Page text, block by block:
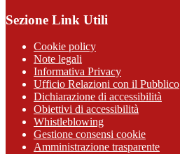
Sezione Link Utili
Cookie policy
Note legali
Informativa Privacy
Ufficio Relazioni con il Pubblico
Dichiarazione di accessibilità
Obiettivi di accessibilità
Whistleblowing
Gestione consensi cookie
Amministrazione trasparente